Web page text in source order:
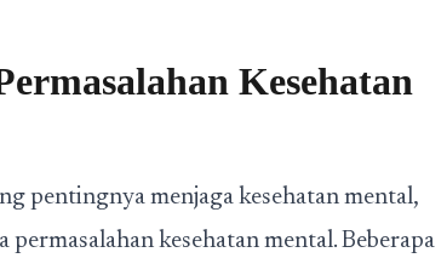
Kesehatan
pentingnya menjaga kesehatan mental,
kesehatan mental. Beberapa